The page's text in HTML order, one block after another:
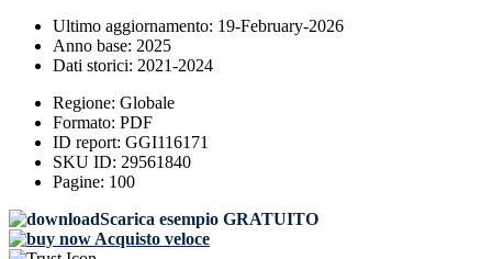
Ultimo aggiornamento: 19-February-2026
Anno base: 2025
Dati storici: 2021-2024
Regione: Globale
Formato: PDF
ID report: GGI116171
SKU ID: 29561840
Pagine: 100
Scarica esempio GRATUITO
Acquisto veloce